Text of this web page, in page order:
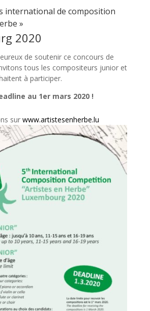
international de composition
»
2020
de soutenir ce concours de
tous les compositeurs junior et
à participer.
au 1er mars 2020 !
sur www.artistesenherbe.lu